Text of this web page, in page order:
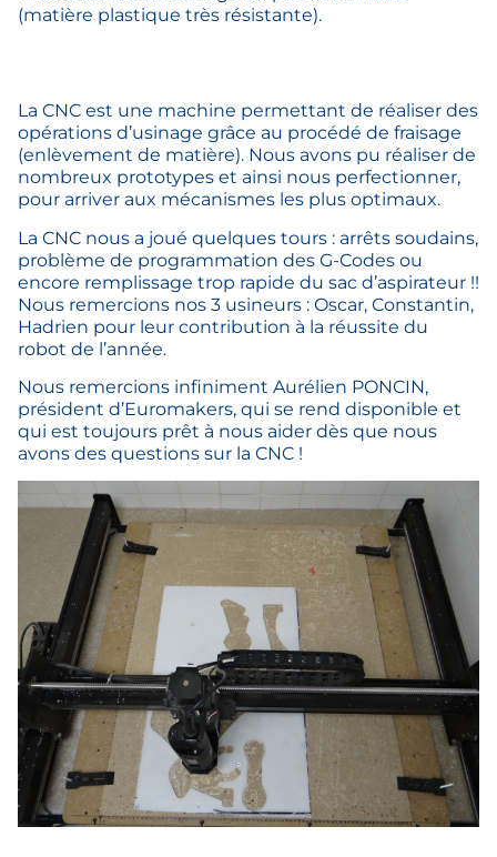
(matière plastique très résistante).
La CNC est une machine permettant de réaliser des
opérations d’usinage grâce au procédé de fraisage
(enlèvement de matière). Nous avons pu réaliser de
nombreux prototypes et ainsi nous perfectionner,
pour arriver aux mécanismes les plus optimaux.
La CNC nous a joué quelques tours : arrêts soudains,
problème de programmation des G-Codes ou
encore remplissage trop rapide du sac d’aspirateur !!
Nous remercions nos 3 usineurs : Oscar, Constantin,
Hadrien pour leur contribution à la réussite du
robot de l’année.
Nous remercions infiniment Aurélien PONCIN,
président d’Euromakers, qui se rend disponible et
qui est toujours prêt à nous aider dès que nous
avons des questions sur la CNC !